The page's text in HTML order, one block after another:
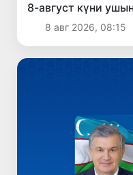
8-август күни
8 авг 2026, 08:15